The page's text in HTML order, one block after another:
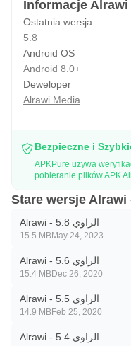
Ostatnia wersja
5.8
Android OS
Android 8.0+
Deweloper
Alrawi Media
Bezpieczne i
APKPure używa
Alrawi - الراوي 5.8
15.5 MBMay 24, 2023
Alrawi - الراوي 5.6
15.4 MBDec 26, 2020
Alrawi - الراوي 5.5
14.9 MBFeb 25, 2020
Alrawi - الراوي 5.4